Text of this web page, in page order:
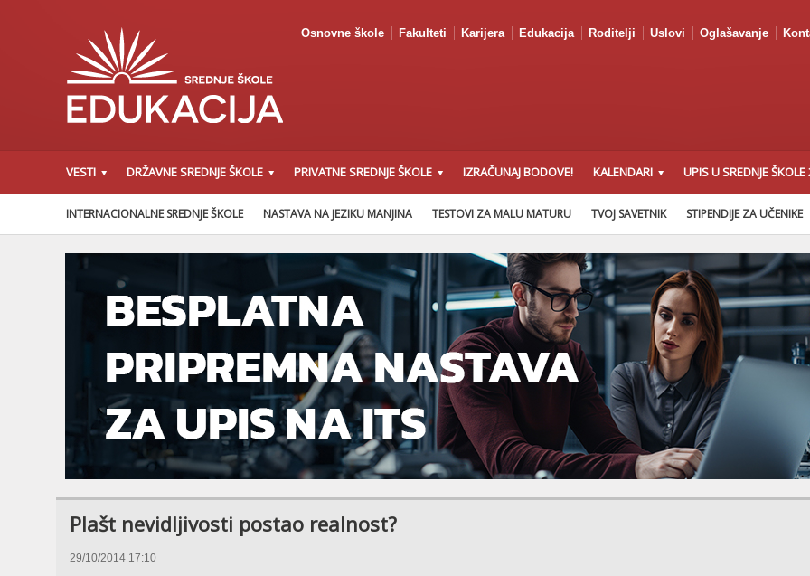
Osnovne škole Fakulteti Karijera Edukacija Roditelji Uslovi Oglašavanje
VESTI DRŽAVNE SREDNJE ŠKOLE PRIVATNE SREDNJE ŠKOLE IZRAČUNAJ BODOVE! KALENDARI UPIS U SREDNJE
INTERNACIONALNE SREDNJE ŠKOLE NASTAVA NA JEZIKU MANJINA TESTOVI ZA MALU MATURU TVOJ SAVETNIK STIPENDIJE ZA UČENIKE
Plašt nevidljivosti postao realnost?
29/10/2014 17:10